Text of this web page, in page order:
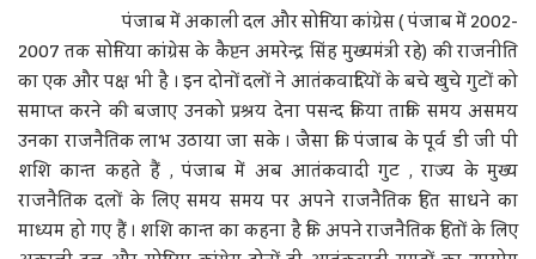
पंजाब में अकाली दल और सोनिया कांग्रेस ( पंजाब में 2002-
2007 तक सोनिया कांग्रेस के कैप्टन अमरेन्द्र सिंह मुख्यमंत्री रहे) की राजनीति
का एक और पक्ष भी है । इन दोनों दलों ने आतंकवादियों के बचे खुचे गुटों को
समाप्त करने की बजाए उनको प्रश्रय देना पसन्द किया ताकि समय असमय
उनका राजनैतिक लाभ उठाया जा सके । जैसा कि पंजाब के पूर्व डी जी पी
शशि कान्त कहते हैं , पंजाब में अब आतंकवादी गुट , राज्य के मुख्य
राजनैतिक दलों के लिए समय समय पर अपने राजनैतिक हित साधने का
माध्यम हो गए हैं । शशि कान्त का कहना है कि अपने राजनैतिक हितों के लिए